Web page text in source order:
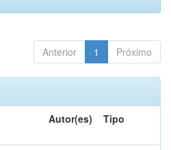
Anterior 1 Próximo
Autor(es) Tipo